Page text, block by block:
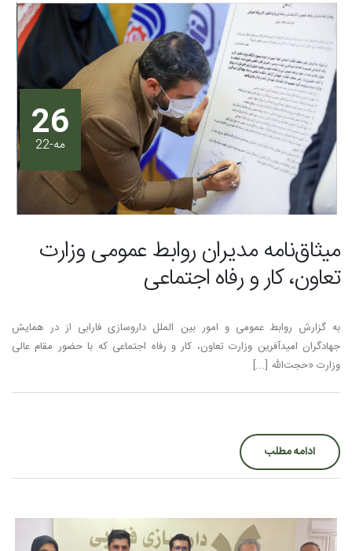
26
مه-22
میثاق‌نامه مدیران روابط عمومی وزارت
تعاون، کار و رفاه اجتماعی
به گزارش روابط عمومی و امور بین الملل داروسازی فارابی از در همایش
جهادگران امیدآفرین وزارت تعاون، کار و رفاه اجتماعی که با حضور مقام عالی
وزارت «حجت‌الله [...]
ادامه مطلب